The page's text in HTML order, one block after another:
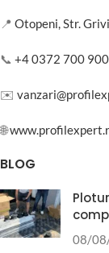
📍 Otopeni, Str.
📞 +4 0372 700 900
✉️
🌐
BLOG
08/